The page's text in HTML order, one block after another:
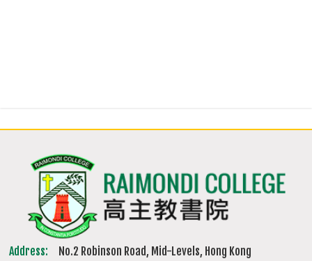
Address:
No.2 Robinson Road, Mid-Levels, Hong Kong